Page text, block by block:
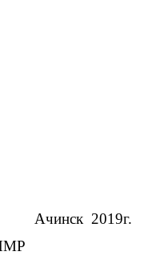
Ачинск 2019г.
НМР